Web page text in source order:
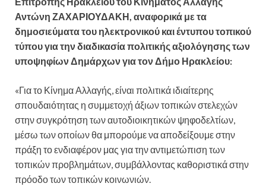
Αντώνη ΖΑΧΑΡΙΟΥΔΑΚΗ, αναφορικά με τα
δημοσιεύματατου ηλεκτρονικού και έντυπου τοπικού
τύπου για την διαδικασία πολιτικής αξιολόγησης των
υποψηφίων Δημάρχων για τον Δήμο Ηρακλείου:
«Για το Κίνημα Αλλαγής, είναι πολιτικά ιδιαίτερης
σπουδαιότητας η συμμετοχή άξιων τοπικών στελεχών
στην συγκρότηση των αυτοδιοικητικών ψηφοδελτίων,
μέσω των οποίων θα μπορούμε να αποδείξουμε στην
πράξη το ενδιαφέρον μας για την αντιμετώπιση των
τοπικών προβλημάτων, συμβάλλοντας καθοριστικά στην
πρόοδο των τοπικών κοινωνιών.